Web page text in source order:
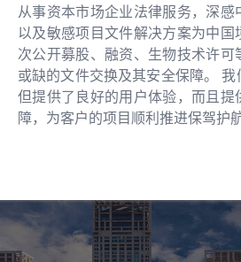
从事资本市场企业法律服务，深感
以及敏感项目文件解决方案为中
次公开募股、融资、生物技术许
或缺的文件交换及其安全保障。
但提供了良好的用户体验，而且提
障，为客户的项目顺利推进保驾护航